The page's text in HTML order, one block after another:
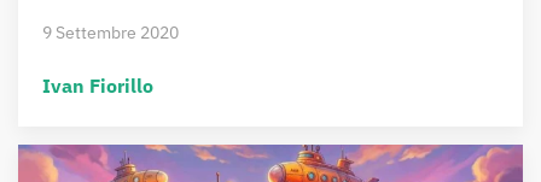
9 Settembre 2020
Ivan Fiorillo